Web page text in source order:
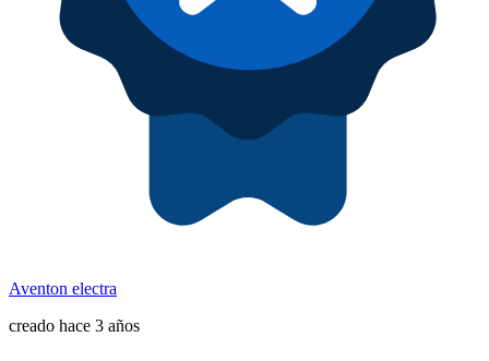
Aventon electra
creado hace 3 años